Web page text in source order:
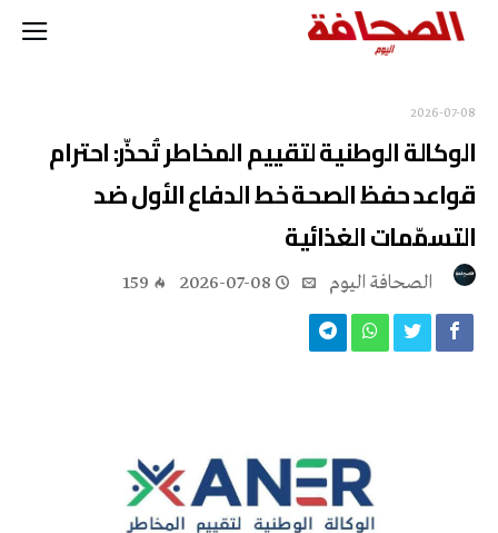
2026-07-08
الوكالة الوطنية لتقييم المخاطر تُحذّر: احترام
قواعد حفظ الصحة خط الدفاع الأول ضد
التسمّمات الغذائية
2026-07-08
159